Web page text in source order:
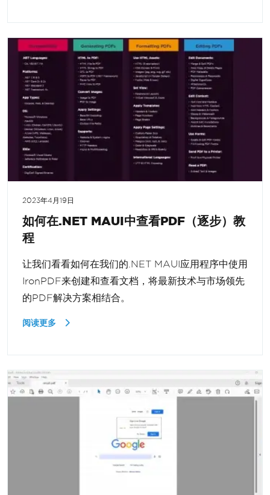
2023年4月19日
如何在.NET MAUI中查看PDF（逐步）教
程
让我们看看如何在我们的.NET MAUI应用程序中使用
IronPDF来创建和查看文档，将最新技术与市场领先
的PDF解决方案相结合。
阅读更多